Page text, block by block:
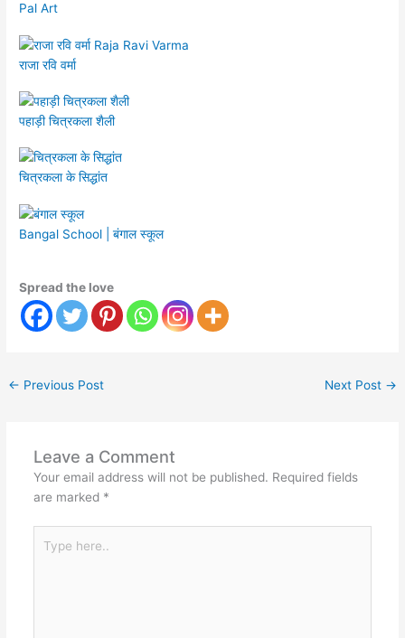
Pal Art
राजा रवि वर्मा
पहाड़ी चित्रकला शैली
चित्रकला के सिद्धांत
Bangal School | बंगाल स्कूल
Spread the love
← Previous Post Next Post →
Leave a Comment
Your email address will not be published. Required fields
are marked *
here..